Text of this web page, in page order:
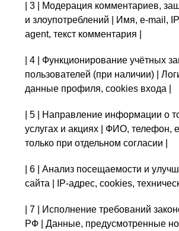
| 3 | Модерация комментариев,
и злоупотреблений | Имя, e-mail,
agent, текст комментария |
| 4 | Функционирование учётных
пользователей (при наличии) |
данные профиля, cookies входа |
| 5 | Направление информации о
услугах и акциях | ФИО, телефон,
только при отдельном согласии |
| 6 | Анализ посещаемости и
сайта | IP-адрес, cookies,
| 7 | Исполнение требований
РФ | Данные, предусмотренные